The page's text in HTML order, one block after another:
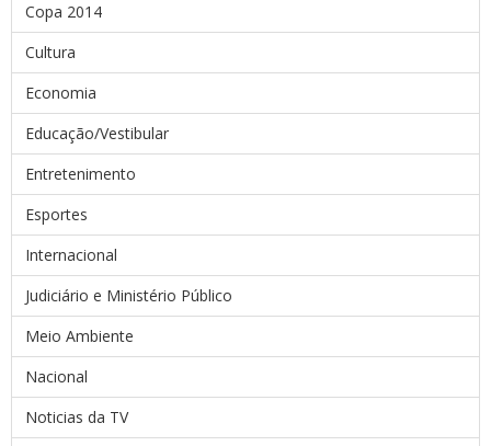
Copa 2014
Cultura
Economia
Educação/Vestibular
Entretenimento
Esportes
Internacional
Judiciário e Ministério Público
Meio Ambiente
Nacional
Noticias da TV